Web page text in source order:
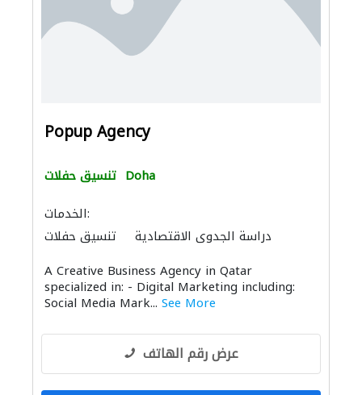
Popup Agency
تنسيق حفلات Doha
الخدمات:
تنسيق حفلات
دراسة الجدوى الاقتصادية
تنسيق حفلات خدمات الطباعة
A Creative Business Agency in Qatar
specialized in: - Digital Marketing including:
Social Media Mark... See More
عرض رقم الهاتف